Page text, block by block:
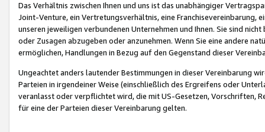
Das Verhältnis zwischen Ihnen und uns ist das unabhängiger
Joint-Venture, ein Vertretungsverhältnis, eine Franchisevereinbarung,
unseren jeweiligen verbundenen Unternehmen und Ihnen. Sie sind
oder Zusagen abzugeben oder anzunehmen. Wenn Sie eine andere
ermöglichen, Handlungen in Bezug auf den Gegenstand dieser
Ungeachtet anders lautender Bestimmungen in dieser Vereinbarung
Parteien in irgendeiner Weise (einschließlich des Ergreifens oder
veranlasst oder verpflichtet wird, die mit US-Gesetzen, Vorschriften,
für eine der Parteien dieser Vereinbarung gelten.